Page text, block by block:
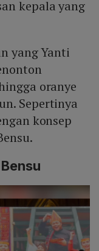
kepala yang
yang Yanti
oranye
Sepertinya
konsep